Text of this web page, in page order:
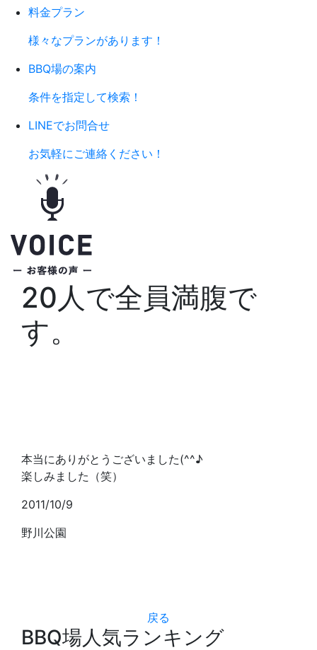
料金プラン
様々なプランがあります！
BBQ場の案内
条件を指定して検索！
LINEでお問合せ
お気軽にご連絡ください！
20人で全員満腹で
す。
本当にありがとうございました(^^♪
楽しみました（笑）
2011/10/9
野川公園
戻る
BBQ場人気ランキング